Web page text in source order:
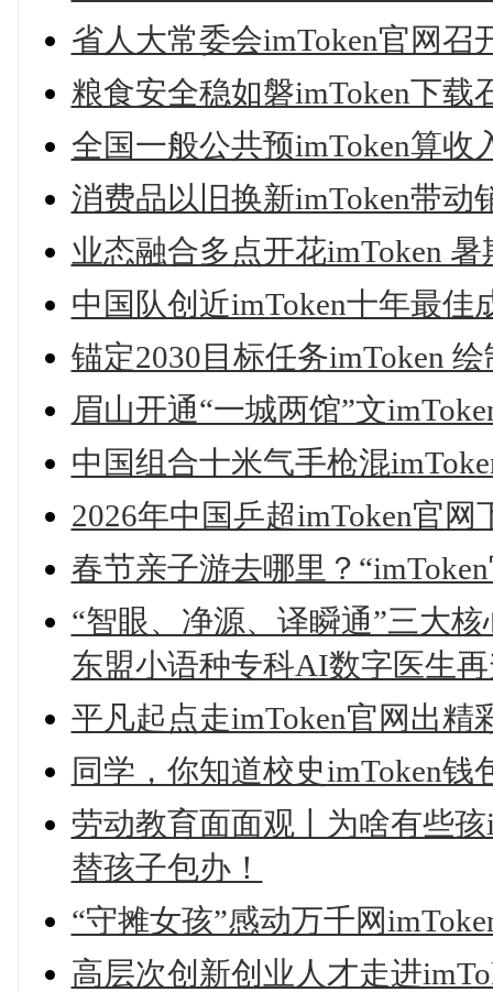
省人大常委会imToken官网召
粮食安全稳如磐imToken下载
全国一般公共预imToken算收
消费品以旧换新imToken带动
业态融合多点开花imToken
中国队创近imToken十年最佳
锚定2030目标任务imToken
眉山开通“一城两馆”文
中国组合十米气手枪混
2026年中国乒超imToken官
春节亲子游去哪里？
“智眼、净源、译瞬通”三大
东盟小语种专科AI数字医生
平凡起点走imToken官网出精
同学，你知道校史imToken钱
劳动教育面面观丨为啥有些
替孩子包办！
“守摊女孩”感动万千网
高层次创新创业人才走进